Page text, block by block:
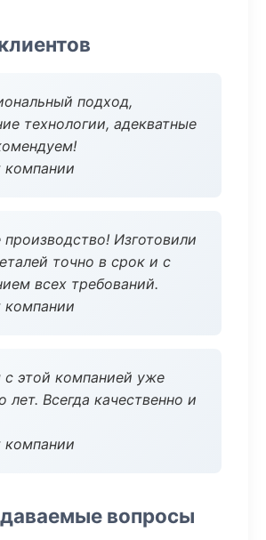
подход,
технологии, адекватные
производство! Изготовили
точно в срок и с
всех требований.
с этой компанией уже
лет. Всегда качественно и
вопросы